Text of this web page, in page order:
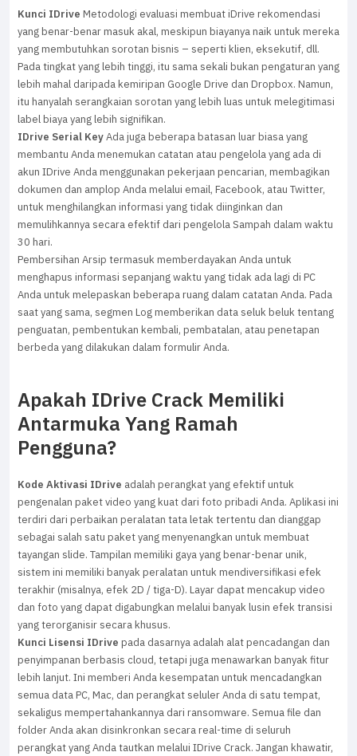
Kunci IDrive Metodologi evaluasi membuat iDrive rekomendasi
yang benar-benar masuk akal, meskipun biayanya naik untuk mereka
yang membutuhkan sorotan bisnis – seperti klien, eksekutif, dll.
Pada tingkat yang lebih tinggi, itu sama sekali bukan pengaturan yang
lebih mahal daripada kemiripan Google Drive dan Dropbox. Namun,
itu hanyalah serangkaian sorotan yang lebih luas untuk melegitimasi
label biaya yang lebih signifikan.
IDrive Serial KeyAda juga beberapa batasan luar biasa yang
membantu Anda menemukan catatan atau pengelola yang ada di
akun IDrive Anda menggunakan pekerjaan pencarian, membagikan
dokumen dan amplop Anda melalui email, Facebook, atau Twitter,
untuk menghilangkan informasi yang tidak diinginkan dan
memulihkannya secara efektif dari pengelola Sampah dalam waktu
30 hari.
Pembersihan Arsip termasuk memberdayakan Anda untuk
menghapus informasi sepanjang waktu yang tidak ada lagi di PC
Anda untuk melepaskan beberapa ruang dalam catatan Anda. Pada
saat yang sama, segmen Log memberikan data seluk beluk tentang
penguatan, pembentukan kembali, pembatalan, atau penetapan
berbeda yang dilakukan dalam formulir Anda.
Apakah IDrive Crack Memiliki
Antarmuka Yang Ramah
Pengguna?
Kode Aktivasi IDrive adalah perangkat yang efektif untuk
pengenalan paket video yang kuat dari foto pribadi Anda. Aplikasi ini
terdiri dari perbaikan peralatan tata letak tertentu dan dianggap
sebagai salah satu paket yang menyenangkan untuk membuat
tayangan slide. Tampilan memiliki gaya yang benar-benar unik,
sistem ini memiliki banyak peralatan untuk mendiversifikasi efek
terakhir (misalnya, efek 2D / tiga-D). Layar dapat mencakup video
dan foto yang dapat digabungkan melalui banyak lusin efek transisi
yang terorganisir secara khusus.
Kunci Lisensi IDrive pada dasarnya adalah alat pencadangan dan
penyimpanan berbasis cloud, tetapi juga menawarkan banyak fitur
lebih lanjut. Ini memberi Anda kesempatan untuk mencadangkan
semua data PC, Mac, dan perangkat seluler Anda di satu tempat,
sekaligus mempertahankannya dari ransomware. Semua file dan
folder Anda akan disinkronkan secara real-time di seluruh
perangkat yang Anda tautkan melalui IDrive Crack. Jangan khawatir,